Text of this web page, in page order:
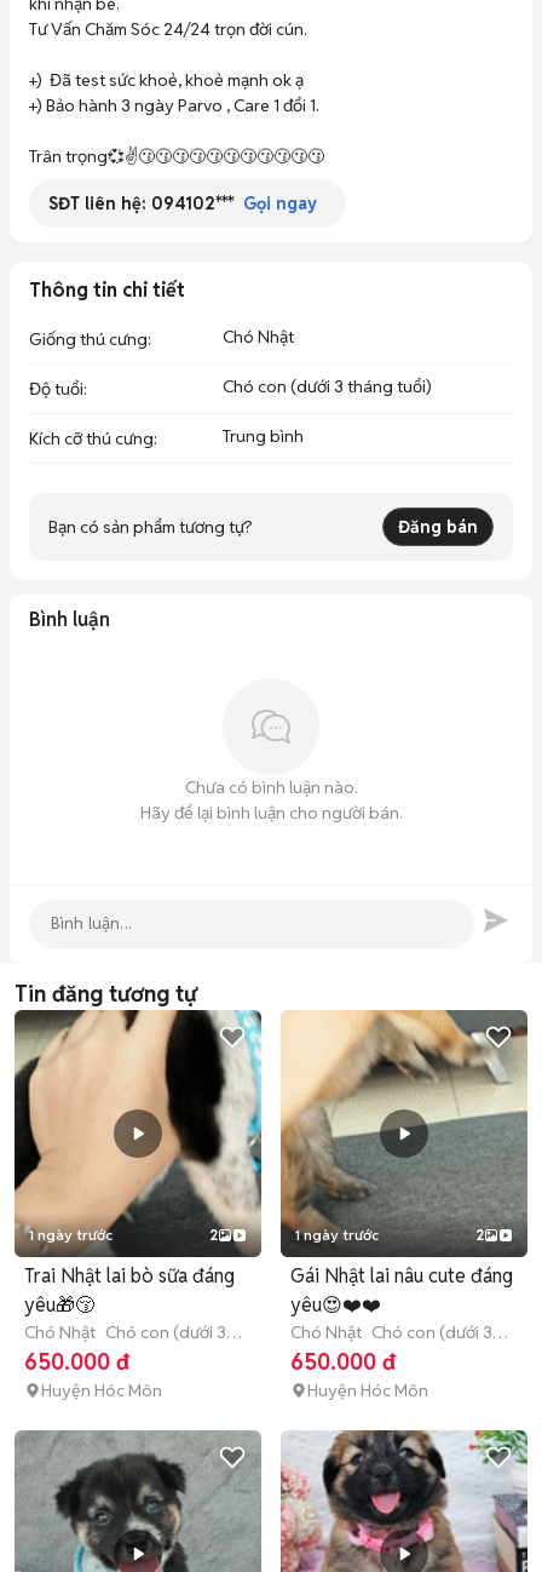
Tư Vấn Chăm Sóc 24/24 trọn đời cún.
+)  Đã test sức khoẻ, khoẻ mạnh ok ạ
+) Bảo hành 3 ngày Parvo , Care 1 đổi 1.
Trân trọng💞✌️😗😗😗😗😗😗😗😗😗😗😗
SĐT liên hệ: 094102*** Gọi ngay
Thông tin chi tiết
Giống thú cưng: Chó Nhật
Độ tuổi: Chó con (dưới 3 tháng tuổi)
Kích cỡ thú cưng: Trung bình
Bạn có sản phẩm tương tự? Đăng bán
Bình luận
Chưa có bình luận nào.
Hãy để lại bình luận cho người bán.
Tin đăng tương tự
1 ngày trước 2
Trai Nhật lai bò sữa đáng
yêu🎁😚
Chó Nhật Chó con (dưới 3
tháng tuổi)
650.000 đ
Huyện Hóc Môn
1 ngày trước 2
Gái Nhật lai nâu cute đáng
yêu😍❤️❤️
Chó Nhật Chó con (dưới 3
tháng tuổi)
650.000 đ
Huyện Hóc Môn